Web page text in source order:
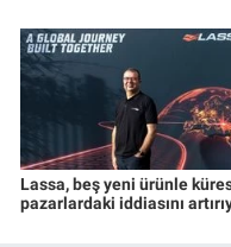
Lassa, beş yeni ürünle
pazarlardaki iddiasını